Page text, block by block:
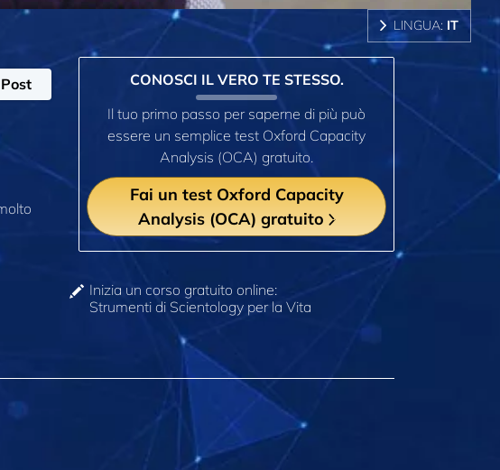
LINGUA: IT
Post
CONOSCI IL VERO TE STESSO.
Il tuo primo passo per saperne di più può
essere un semplice test Oxford Capacity
Analysis (OCA) gratuito.
Fai un test Oxford Capacity
Analysis (OCA) gratuito
Inizia un corso gratuito online:
Strumenti di Scientology per la Vita